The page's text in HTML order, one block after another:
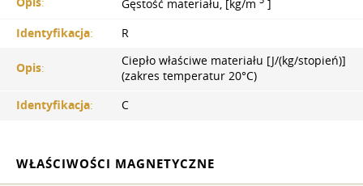
Gęstość materiału, [kg/m
]
Identyfikacja: R
Opis:
Ciepło właściwe materiału [J/(kg/stopień)]
(zakres temperatur 20°С)
Identyfikacja: C
WŁAŚCIWOŚCI MAGNETYCZNE